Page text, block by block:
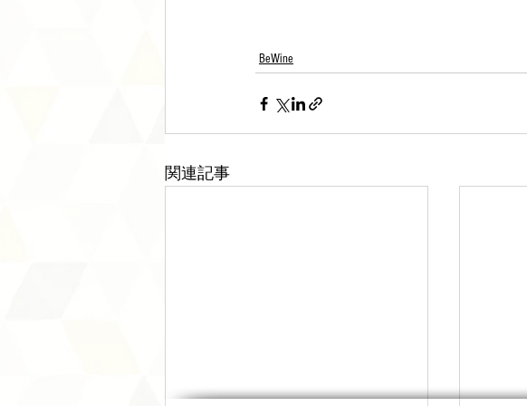
BeWine
関連記事